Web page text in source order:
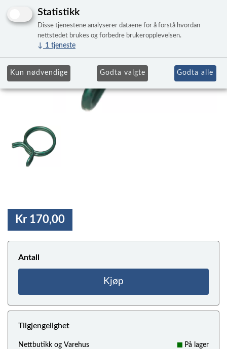
Kr 170,00
Antall
Kjøp
Tilgjengelighet
Nettbutikk og Varehus På lager
Statistikk
Disse tjenestene analyserer dataene for å forstå hvordan
nettstedet brukes og forbedre brukeropplevelsen.
↓ 1 tjeneste
Kun nødvendige Godta valgte Godta alle